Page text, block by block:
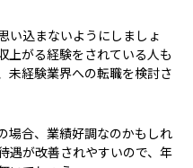
い込まないようにしましょ
上がる経験をされている人も
未経験業界への転職を検討さ
場合、業績好調なのかもしれ
遇が改善されやすいので、年